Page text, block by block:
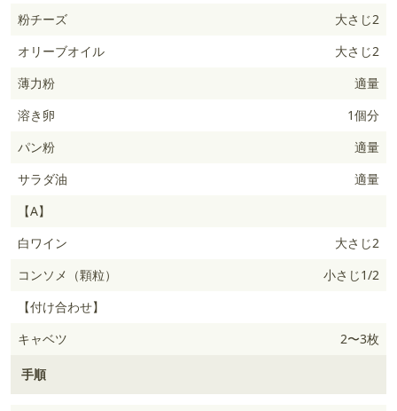
粉チーズ
大さじ2
オリーブオイル
大さじ2
薄力粉
適量
溶き卵
1個分
パン粉
適量
サラダ油
適量
【A】
白ワイン
大さじ2
コンソメ（顆粒）
小さじ1/2
【付け合わせ】
キャベツ
2〜3枚
手順